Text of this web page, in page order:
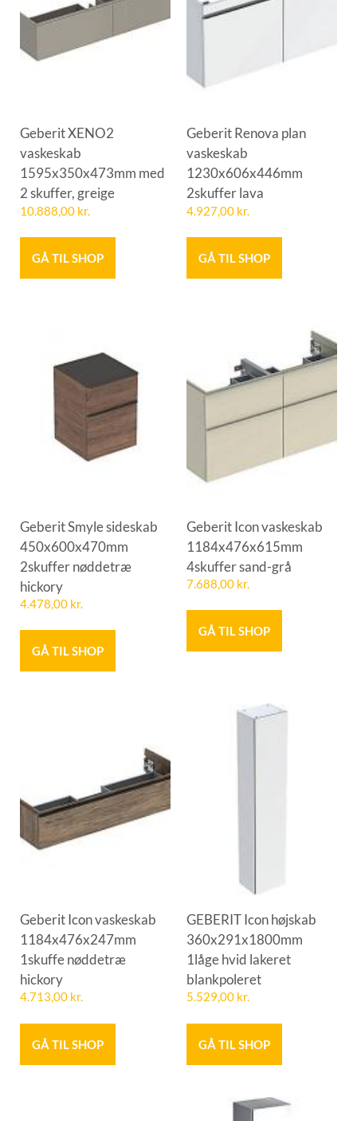
Geberit XENO2
vaskeskab
1595x350x473mm med
2 skuffer, greige
10.888,00 kr.
GÅ TIL SHOP
Geberit Renova plan
vaskeskab
1230x606x446mm
2skuffer lava
4.927,00 kr.
GÅ TIL SHOP
Geberit Smyle sideskab
450x600x470mm
2skuffer nøddetræ
hickory
4.478,00 kr.
GÅ TIL SHOP
Geberit Icon vaskeskab
1184x476x615mm
4skuffer sand-grå
7.688,00 kr.
GÅ TIL SHOP
Geberit Icon vaskeskab
1184x476x247mm
1skuffe nøddetræ
hickory
4.713,00 kr.
GÅ TIL SHOP
GEBERIT Icon højskab
360x291x1800mm
1låge hvid lakeret
blankpoleret
5.529,00 kr.
GÅ TIL SHOP